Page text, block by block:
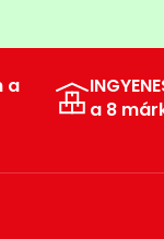
a
a 8